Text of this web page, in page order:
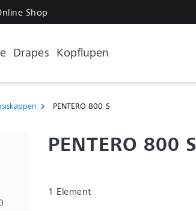
Shop
Drapes Kopflupen
chevron_right PENTERO 800 S
PENTERO 800 S
1 Element